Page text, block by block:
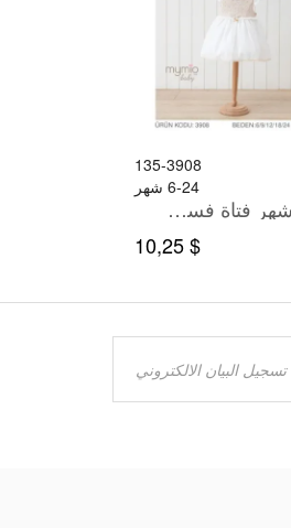
135-3908
6-24 شهر
6-24 شهر فتاة فستان
$ 10,25